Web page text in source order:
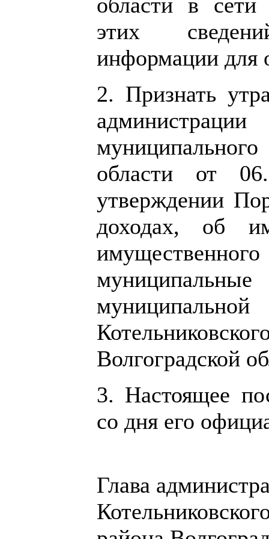
этих
информации для
2. Признать
области от
утверждении
доходах, об
Волгоградской
3. Настоящее
со дня его
Глава